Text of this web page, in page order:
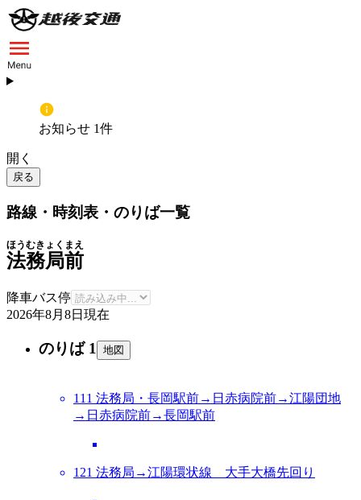
お知らせ 1件
開く
戻る
路線・時刻表・のりば一覧
法務局前
ほうむきょくまえ
降車バス停
2026年8月8日 現在
のりば 1 地図
111 法務局・長岡駅前→日赤病院前→江陽団地
→日赤病院前→長岡駅前
121 法務局→江陽環状線 大手大橋先回り